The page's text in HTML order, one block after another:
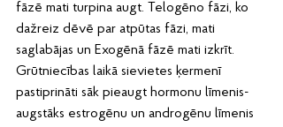
fāzē mati turpina augt. Telogēno fāzi, ko
dažreiz dēvē par atpūtas fāzi, mati
saglabājas un Exogēnā fāzē mati izkrīt.
Grūtniecības laikā sievietes ķermenī
pastiprināti sāk pieaugt hormonu līmenis-
augstāks estrogēnu un androgēnu līmenis